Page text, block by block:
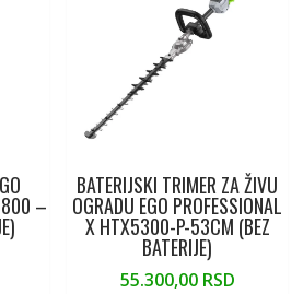
–
BATERIJSKI TRIMER ZA ŽIVU
OGRADU EGO PROFESSIONAL
X HTX5300-P-53CM (BEZ
BATERIJE)
55.300,00 RSD